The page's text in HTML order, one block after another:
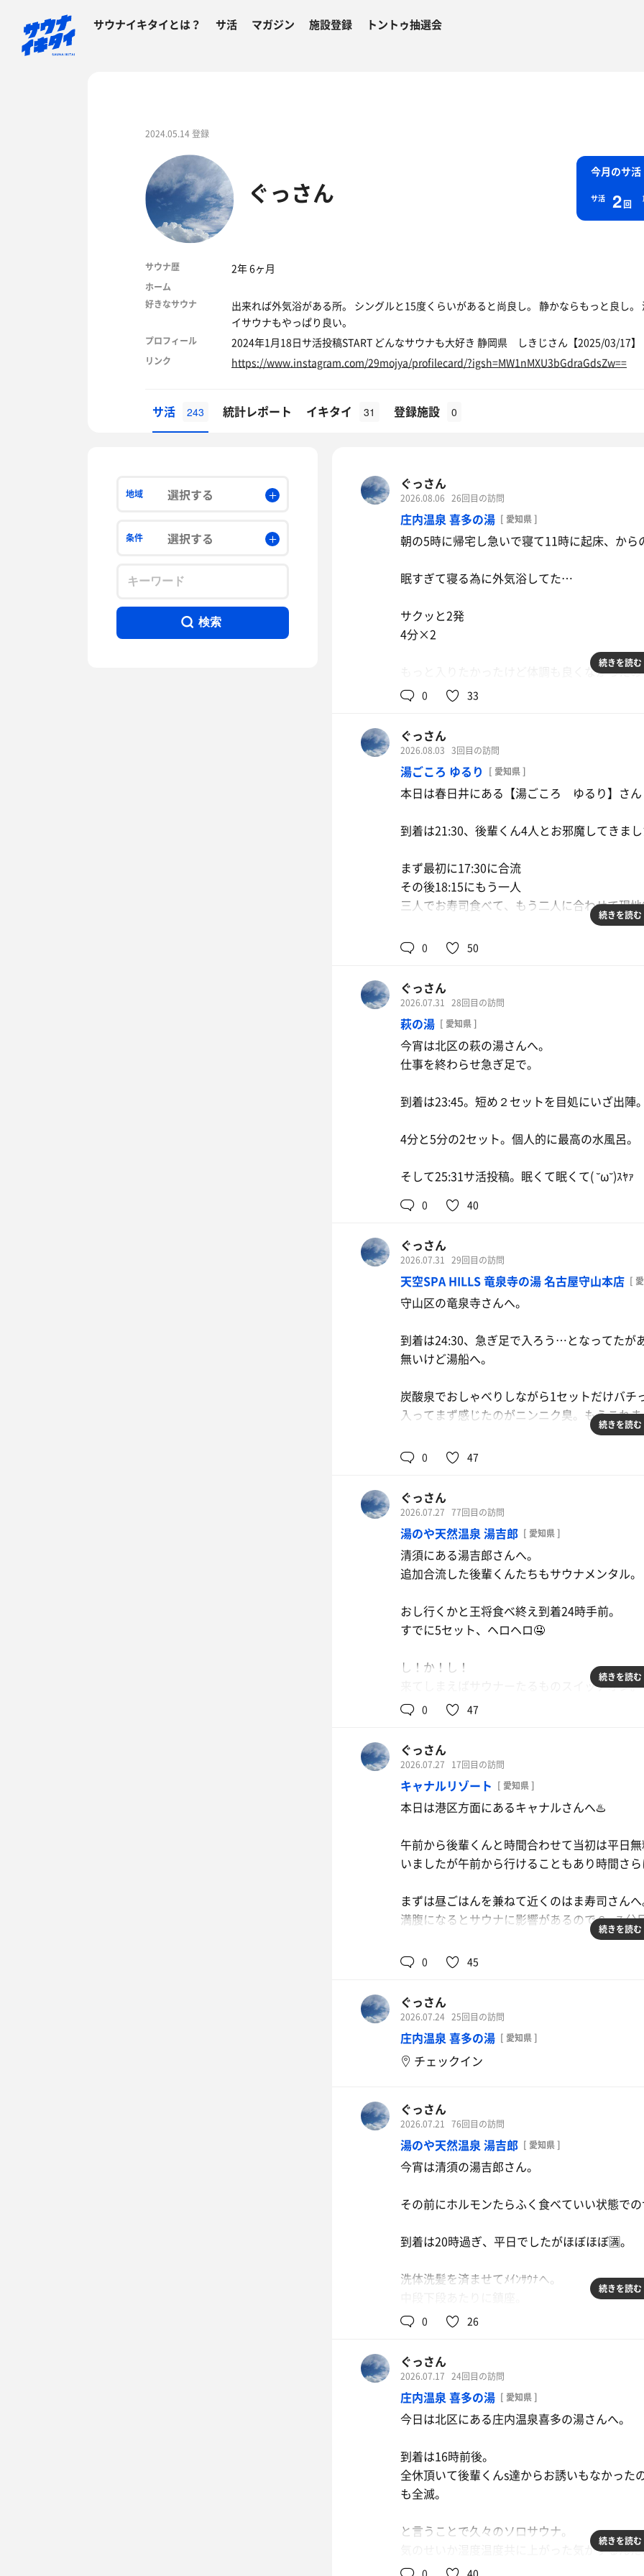
サウナイキタイとは？ サ活 マガジン 施設登録 トントゥ抽選会
2024.05.14 登録
ぐっさん
今月のサ活
サ活 2回
サウナ歴 2年 6ヶ月
ホーム
好きなサウナ
出来れば外気浴がある所。 シングルと15度くらいがあると尚良し。 静かならもっと良し
イサウナもやっぱり良い。
プロフィール 2024年1月18日サ活投稿START どんなサウナも大好き 静岡県 しきじさん【2025/03/17】
リンク https://www.instagram.com/29mojya/profilecard/?igsh=MW1nMXU3bGdraGdsZw==
サ活 243 統計レポート イキタイ 31 登録施設 0
地域 選択する
条件 選択する
検索
ぐっさん
2026.08.06 26回目の訪問
庄内温泉 喜多の湯 [ 愛知県 ]
朝の5時に帰宅し急いで寝て11時に起床、から
眠すぎて寝る為に外気浴してた…
サクッと2発
4分×2
もっと入りたかったけど体調も良くなかった
続きを読む
0 33
ぐっさん
2026.08.03 3回目の訪問
湯ごころ ゆるり [ 愛知県 ]
本日は春日井にある【湯ごころ ゆるり】さん
到着は21:30、後輩くん4人とお邪魔してきま
まず最初に17:30に合流
その後18:15にもう一人
三人でお寿司食べて、もう二人に合わせて現地
結果的に言うとまた寝落ちてた( ˘ω˘)ｽﾔｧ
3回中2回寝落ちる( ˘ω˘)ｽﾔｧ
ウトウトする訳でも無く、座ってボーッとして
気付いたら閉店時間に迫る23:15
湯船は浸かりたかったけど汗出そうなので水
館。
現地合致した後輩くんの夕飯兼ねてサウナ後に
今日もありがとうございました🤤
続きを読む
0 50
ぐっさん
2026.07.31 28回目の訪問
萩の湯 [ 愛知県 ]
今宵は北区の萩の湯さんへ。
仕事を終わらせ急ぎ足で。
到着は23:45。短め２セットを目処にいざ出陣。
4分と5分の2セット。個人的に最高の水風呂。
そして25:31サ活投稿。眠くて眠くて( ˘ω˘)ｽﾔｧ
0 40
ぐっさん
2026.07.31 29回目の訪問
天空SPA HILLS 竜泉寺の湯 名古屋守山本店 [
守山区の竜泉寺さんへ。
到着は24:30、急ぎ足で入ろう…となってたが
無いけど湯船へ。
炭酸泉でおしゃべりしながら1セットだけバ
入ってまず感じたのがニンニク臭。もうこれま
にんにくは美味しいし好きだからわかるけど
1セット、6カ所を蚊🦟にやられて終了。
とは言えたくさん話が出来て良かった、ありが
帰りは久しぶりのうま屋。チャーハン美味しい笑
続きを読む
0 47
ぐっさん
2026.07.27 77回目の訪問
湯のや天然温泉 湯吉郎 [ 愛知県 ]
清須にある湯吉郎さんへ。
追加合流した後輩くんたちもサウナメンタル。
おし行くかと王将食べ終え到着24時手前。
すでに5セット、ヘロヘロ🤤
し！か！し！
来てしまえばサウナーたるものスイッチオン。
眠いので今日はおやすみなさい( ˘ω˘)ｽﾔｧ
続きを読む
0 47
ぐっさん
2026.07.27 17回目の訪問
キャナルリゾート [ 愛知県 ]
本日は港区方面にあるキャナルさんへ♨️
午前から後輩くんと時間合わせて当初は平日
いましたが午前から行けることもあり時間さ
まずは昼ごはんを兼ねて近くのはま寿司さんへ
満腹になるとサウナに影響があるので６−７分
暑さにやられて昼からレモンサワー、グレフ
程よくお腹も膨れキャナルさんへ到着は13時手
ﾒｲﾝｻｳﾅ→ﾒｲﾝｻｳﾅ→塩→塩→ﾒｲﾝｻｳﾅで5セット頂く
1発目から強烈に睡魔。タオルを顔にかけた瞬
てしまう( ˘ω˘)ｽﾔｧ
気が付くと時刻は16時過ぎ。
夕飯まで時間があるので中川ラウンドワンで
に。
今日もありがとうございました！
続きを読む
0 45
ぐっさん
2026.07.24 25回目の訪問
庄内温泉 喜多の湯 [ 愛知県 ]
チェックイン
ぐっさん
2026.07.21 76回目の訪問
湯のや天然温泉 湯吉郎 [ 愛知県 ]
今宵は清須の湯吉郎さん。
その前にホルモンたらふく食べていい状態で
到着は20時過ぎ、平日でしたがほぼほぼ🈵。
洗体洗髪を済ませてﾒｲﾝｻｳﾅへ。
ｽﾁｰﾑｻｳﾅ6分→水1分→塩3分→内7分
ｽﾁｰﾑｻｳﾅ3分→水10秒→ｽﾁｰﾑｻｳﾅ2分→水10秒→
〆
イレギュラーな入り方しましたがめちゃくちゃ
ありがとうございました！！
続きを読む
0 26
ぐっさん
2026.07.17 24回目の訪問
庄内温泉 喜多の湯 [ 愛知県 ]
今日は北区にある庄内温泉喜多の湯さんへ。
到着は16時前後。
全休頂いて後輩くんs達からお誘いもなかった
も全滅。
と言うことで久々のソロサウナ。
気のせいか湿度温度共に上がった気がするん
ト。
続きを読む
0 40